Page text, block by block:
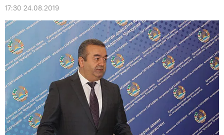
17:30 24.08.2019